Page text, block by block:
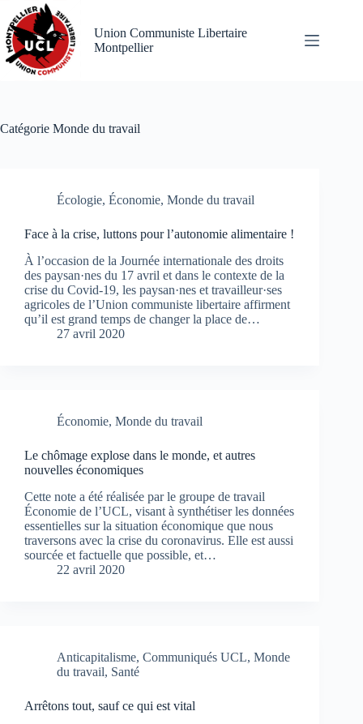
Passer
au
contenu
Union Communiste Libertaire
Montpellier
Catégorie Monde du travail
Écologie, Économie, Monde du travail
Face à la crise, luttons pour l’autonomie alimentaire !
À l’occasion de la Journée internationale des droits
des paysan·nes du 17 avril et dans le contexte de la
crise du Covid-19, les paysan·nes et travailleur·ses
agricoles de l’Union communiste libertaire affirment
qu’il est grand temps de changer la place de…
27 avril 2020
Économie, Monde du travail
Le chômage explose dans le monde, et autres
nouvelles économiques
Cette note a été réalisée par le groupe de travail
Économie de l’UCL, visant à synthétiser les données
essentielles sur la situation économique que nous
traversons avec la crise du coronavirus. Elle est aussi
sourcée et factuelle que possible, et…
22 avril 2020
Anticapitalisme, Communiqués UCL, Monde
du travail, Santé
Arrêtons tout, sauf ce qui est vital